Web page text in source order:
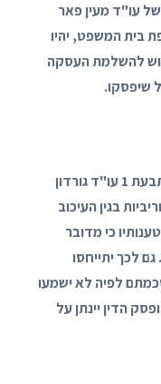
עו"ד מעין פאר
בית המשפט, יהיו
להשלמת העסקה
שיפסקו.
כמו כן רשמתי לפני את טענות ב"כ הנתבעת 1 עו"ד גורדון
בגין העיכוב
כי מדובר
לכך יתייחסו
לפיה לא ישמעו
הדין יינתן על